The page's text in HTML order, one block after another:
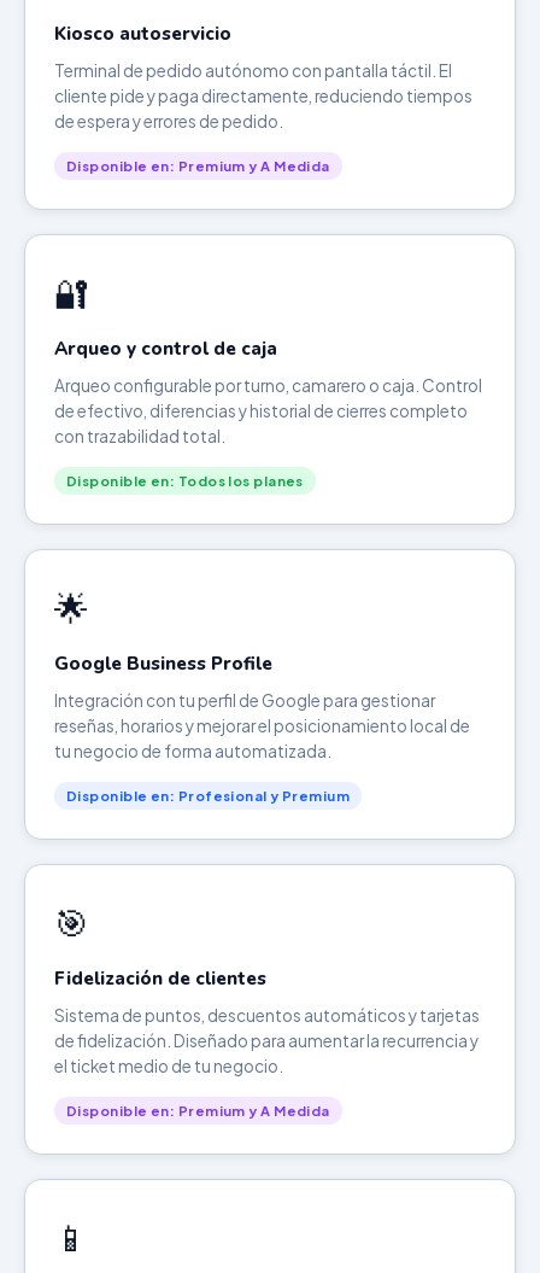
Kiosco autoservicio
Terminal de pedido autónomo con pantalla táctil. El
cliente pide y paga directamente, reduciendo tiempos
de espera y errores de pedido.
Disponible en: Premium y A Medida
🔐
Arqueo y control de caja
Arqueo configurable por turno, camarero o caja. Control
de efectivo, diferencias y historial de cierres completo
con trazabilidad total.
Disponible en: Todos los planes
🌟
Google Business Profile
Integración con tu perfil de Google para gestionar
reseñas, horarios y mejorar el posicionamiento local de
tu negocio de forma automatizada.
Disponible en: Profesional y Premium
🎯
Fidelización de clientes
Sistema de puntos, descuentos automáticos y tarjetas
de fidelización. Diseñado para aumentar la recurrencia y
el ticket medio de tu negocio.
Disponible en: Premium y A Medida
📱